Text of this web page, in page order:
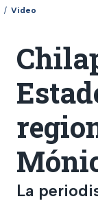
/ Video
La